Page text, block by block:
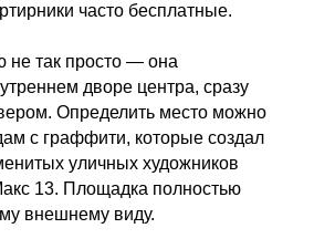
часто бесплатные.
не так просто — она
дворе центра, сразу
Определить место можно
с граффити, которые создал
уличных художников
13. Площадка полностью
внешнему виду.